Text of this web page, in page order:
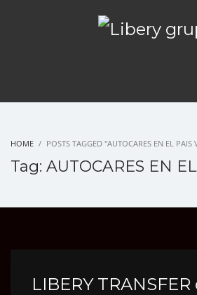
HOME POSTS TAGGED "AUTOCARES EN EL PAIS
Tag: AUTOCARES EN
LIBERY